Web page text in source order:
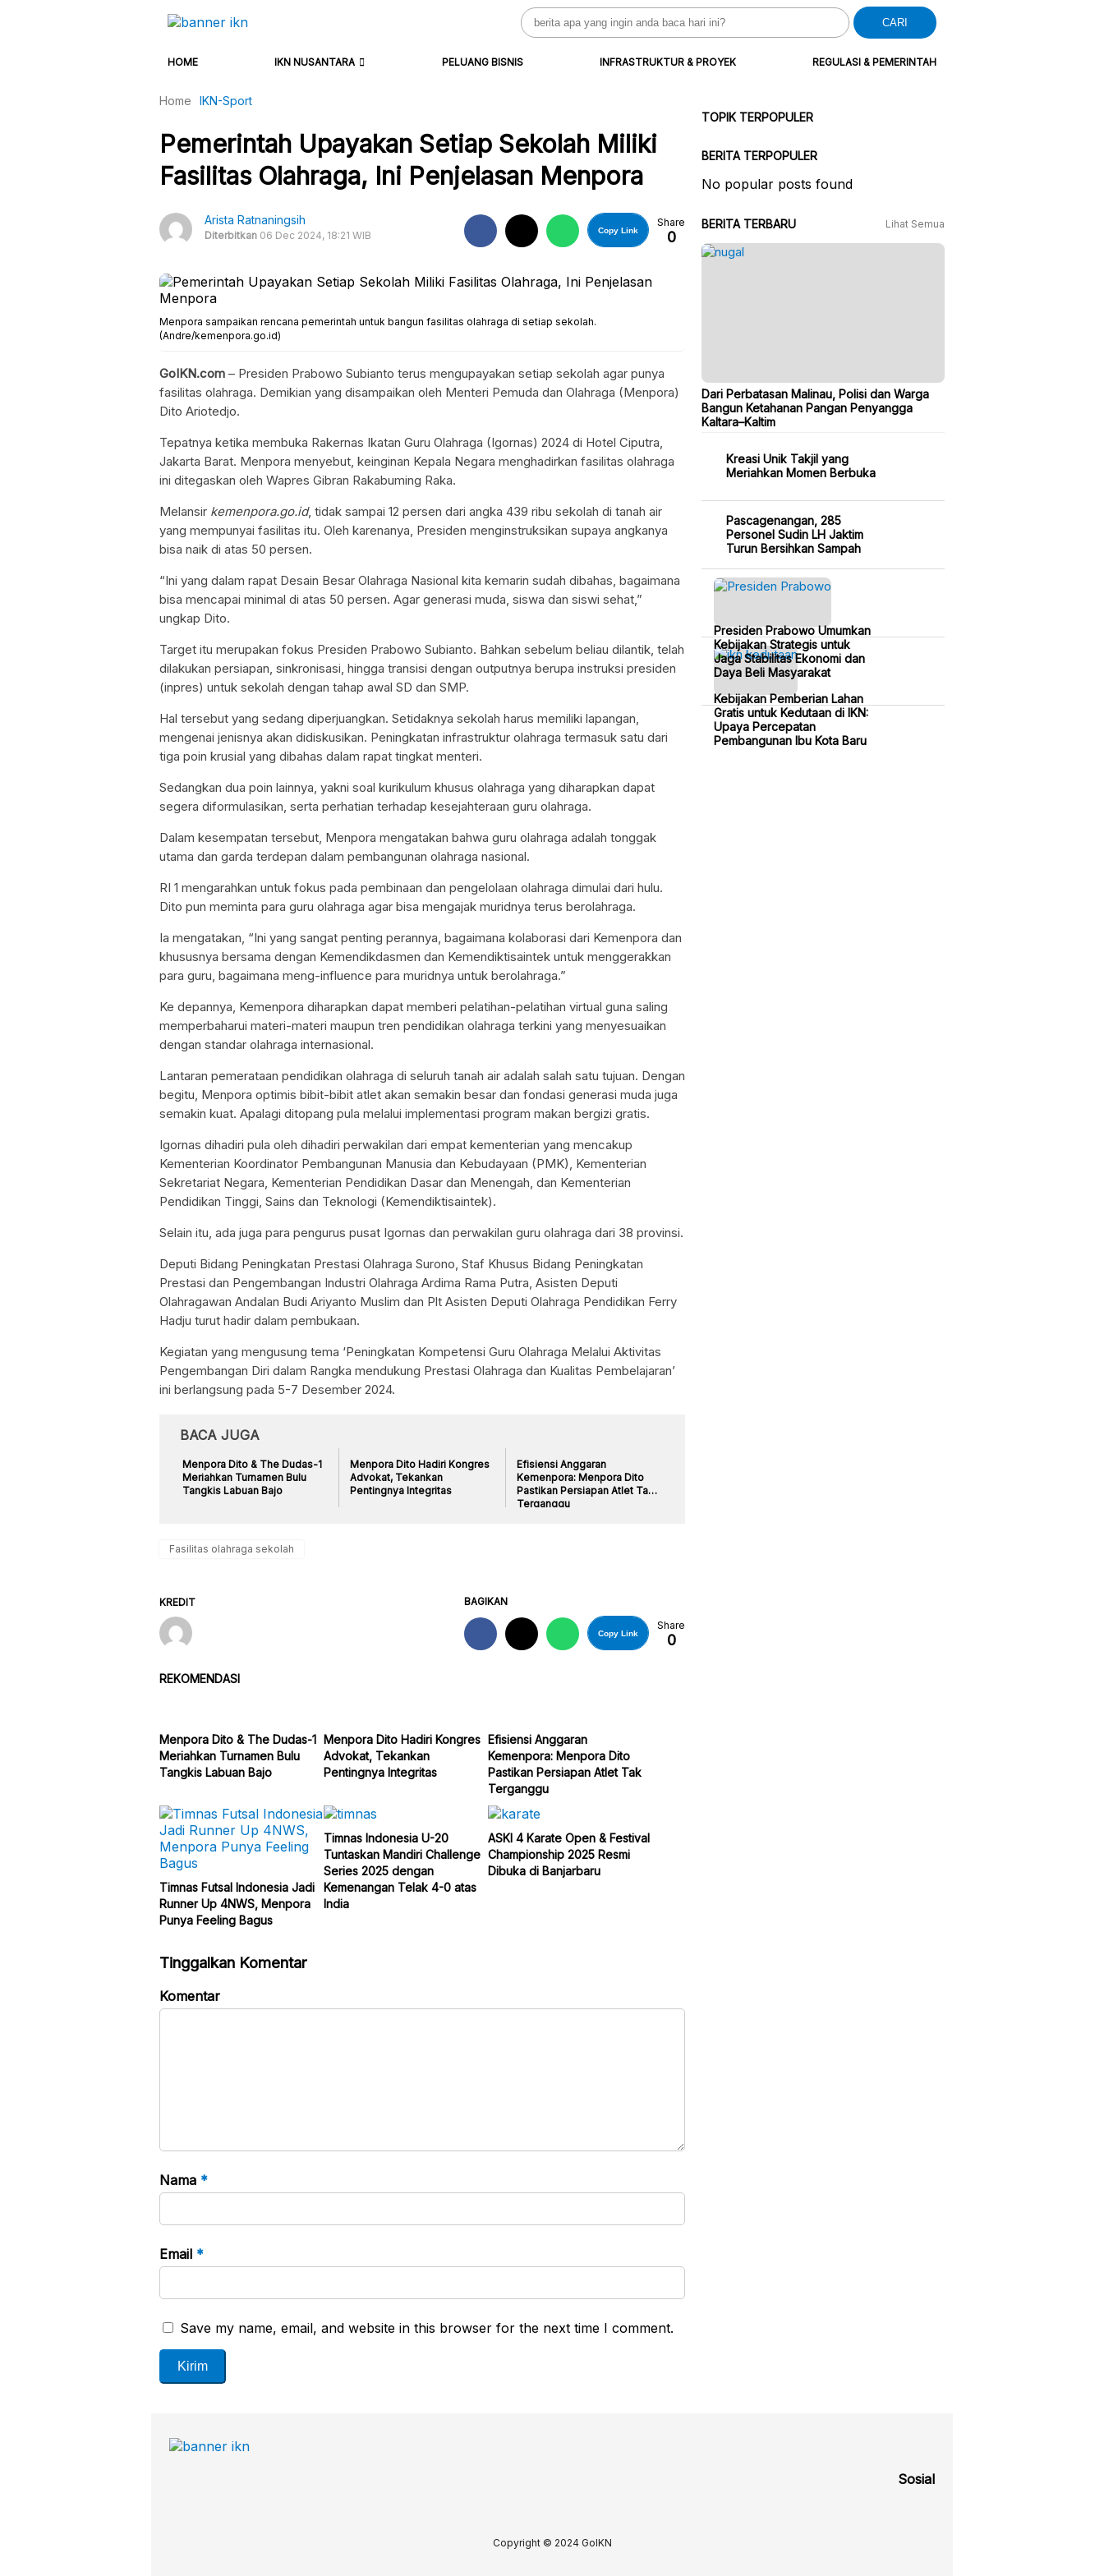
Search
for:
CARI
HOME IKN NUSANTARA PELUANG BISNIS INFRASTRUKTUR & PROYEK REGULASI & PEMERINTAH
Home IKN-Sport
Pemerintah Upayakan Setiap Sekolah Miliki
Fasilitas Olahraga, Ini Penjelasan Menpora
Arista Ratnaningsih
Diterbitkan 06 Dec 2024, 18:21 WIB Copy Link
Share
0
Menpora sampaikan rencana pemerintah untuk bangun fasilitas olahraga di setiap sekolah.
(Andre/kemenpora.go.id)
GoIKN.com – Presiden Prabowo Subianto terus mengupayakan setiap sekolah agar punya
fasilitas olahraga. Demikian yang disampaikan oleh Menteri Pemuda dan Olahraga (Menpora)
Dito Ariotedjo.
Tepatnya ketika membuka Rakernas Ikatan Guru Olahraga (Igornas) 2024 di Hotel Ciputra,
Jakarta Barat. Menpora menyebut, keinginan Kepala Negara menghadirkan fasilitas olahraga
ini ditegaskan oleh Wapres Gibran Rakabuming Raka.
Melansir kemenpora.go.id, tidak sampai 12 persen dari angka 439 ribu sekolah di tanah air
yang mempunyai fasilitas itu. Oleh karenanya, Presiden menginstruksikan supaya angkanya
bisa naik di atas 50 persen.
“Ini yang dalam rapat Desain Besar Olahraga Nasional kita kemarin sudah dibahas, bagaimana
bisa mencapai minimal di atas 50 persen. Agar generasi muda, siswa dan siswi sehat,”
ungkap Dito.
Target itu merupakan fokus Presiden Prabowo Subianto. Bahkan sebelum beliau dilantik, telah
dilakukan persiapan, sinkronisasi, hingga transisi dengan outputnya berupa instruksi presiden
(inpres) untuk sekolah dengan tahap awal SD dan SMP.
Hal tersebut yang sedang diperjuangkan. Setidaknya sekolah harus memiliki lapangan,
mengenai jenisnya akan didiskusikan. Peningkatan infrastruktur olahraga termasuk satu dari
tiga poin krusial yang dibahas dalam rapat tingkat menteri.
Sedangkan dua poin lainnya, yakni soal kurikulum khusus olahraga yang diharapkan dapat
segera diformulasikan, serta perhatian terhadap kesejahteraan guru olahraga.
Dalam kesempatan tersebut, Menpora mengatakan bahwa guru olahraga adalah tonggak
utama dan garda terdepan dalam pembangunan olahraga nasional.
RI 1 mengarahkan untuk fokus pada pembinaan dan pengelolaan olahraga dimulai dari hulu.
Dito pun meminta para guru olahraga agar bisa mengajak muridnya terus berolahraga.
Ia mengatakan, “Ini yang sangat penting perannya, bagaimana kolaborasi dari Kemenpora dan
khususnya bersama dengan Kemendikdasmen dan Kemendiktisaintek untuk menggerakkan
para guru, bagaimana meng-influence para muridnya untuk berolahraga.”
Ke depannya, Kemenpora diharapkan dapat memberi pelatihan-pelatihan virtual guna saling
memperbaharui materi-materi maupun tren pendidikan olahraga terkini yang menyesuaikan
dengan standar olahraga internasional.
Lantaran pemerataan pendidikan olahraga di seluruh tanah air adalah salah satu tujuan. Dengan
begitu, Menpora optimis bibit-bibit atlet akan semakin besar dan fondasi generasi muda juga
semakin kuat. Apalagi ditopang pula melalui implementasi program makan bergizi gratis.
Igornas dihadiri pula oleh dihadiri perwakilan dari empat kementerian yang mencakup
Kementerian Koordinator Pembangunan Manusia dan Kebudayaan (PMK), Kementerian
Sekretariat Negara, Kementerian Pendidikan Dasar dan Menengah, dan Kementerian
Pendidikan Tinggi, Sains dan Teknologi (Kemendiktisaintek).
Selain itu, ada juga para pengurus pusat Igornas dan perwakilan guru olahraga dari 38 provinsi.
Deputi Bidang Peningkatan Prestasi Olahraga Surono, Staf Khusus Bidang Peningkatan
Prestasi dan Pengembangan Industri Olahraga Ardima Rama Putra, Asisten Deputi
Olahragawan Andalan Budi Ariyanto Muslim dan Plt Asisten Deputi Olahraga Pendidikan Ferry
Hadju turut hadir dalam pembukaan.
Kegiatan yang mengusung tema ‘Peningkatan Kompetensi Guru Olahraga Melalui Aktivitas
Pengembangan Diri dalam Rangka mendukung Prestasi Olahraga dan Kualitas Pembelajaran’
ini berlangsung pada 5-7 Desember 2024.
BACA JUGA
Menpora Dito & The Dudas-1
Meriahkan Turnamen Bulu
Tangkis Labuan Bajo
Menpora Dito Hadiri Kongres
Advokat, Tekankan
Pentingnya Integritas
Efisiensi Anggaran
Kemenpora: Menpora Dito
Pastikan Persiapan Atlet Tak
Terganggu
Fasilitas olahraga sekolah
KREDIT BAGIKAN
Copy Link
Share
0
REKOMENDASI
Menpora Dito & The Dudas-1
Meriahkan Turnamen Bulu
Tangkis Labuan Bajo
Menpora Dito Hadiri Kongres
Advokat, Tekankan
Pentingnya Integritas
Efisiensi Anggaran
Kemenpora: Menpora Dito
Pastikan Persiapan Atlet Tak
Terganggu
Timnas Futsal Indonesia Jadi
Runner Up 4NWS, Menpora
Punya Feeling Bagus
Timnas Indonesia U-20
Tuntaskan Mandiri Challenge
Series 2025 dengan
Kemenangan Telak 4-0 atas
India
ASKI 4 Karate Open & Festival
Championship 2025 Resmi
Dibuka di Banjarbaru
Tinggalkan Komentar
Komentar
Nama *
Email *
Save my name, email, and website in this browser for the next time I comment.
TOPIK TERPOPULER
BERITA TERPOPULER
No popular posts found
BERITA TERBARU Lihat Semua
Dari Perbatasan Malinau, Polisi dan Warga
Bangun Ketahanan Pangan Penyangga
Kaltara–Kaltim
Kreasi Unik Takjil yang
Meriahkan Momen Berbuka
Pascagenangan, 285
Personel Sudin LH Jaktim
Turun Bersihkan Sampah
Presiden Prabowo Umumkan
Kebijakan Strategis untuk
Jaga Stabilitas Ekonomi dan
Daya Beli Masyarakat
Kebijakan Pemberian Lahan
Gratis untuk Kedutaan di IKN:
Upaya Percepatan
Pembangunan Ibu Kota Baru
Sosial
Copyright © 2024 GoIKN